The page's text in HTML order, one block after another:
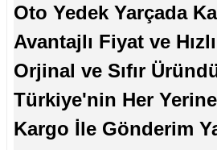
Oto Yedek Yarçada
Avantajlı Fiyat ve
Orjinal ve Sıfır
Türkiye'nin Her
Kargo İle Gönderim